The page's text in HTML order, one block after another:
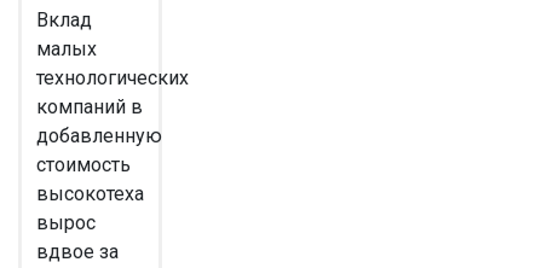
Вклад
малых
технологических
компаний в
добавленную
стоимость
высокотеха
вырос
вдвое за